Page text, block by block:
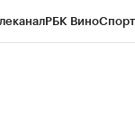
РБК ВиноСпорт